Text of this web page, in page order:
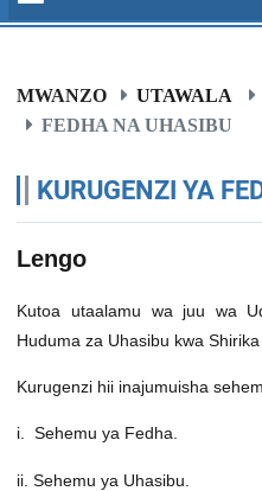
MWANZO UTAWALA
FEDHA NA UHASIBU
KURUGENZI YA
Lengo
Kutoa utaalamu wa juu wa
Huduma za Uhasibu kwa Shirika
Kurugenzi hii inajumuisha
i. Sehemu ya Fedha.
ii. Sehemu ya Uhasibu.